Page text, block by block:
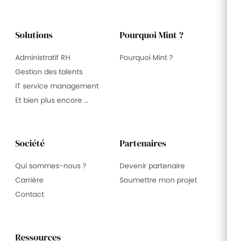
Solutions
Administratif RH
Gestion des talents
IT service management
Et bien plus encore …
Pourquoi Mint ?
Pourquoi Mint ?
Société
Qui sommes-nous ?
Carrière
Contact
Partenaires
Devenir partenaire
Soumettre mon projet
Ressources